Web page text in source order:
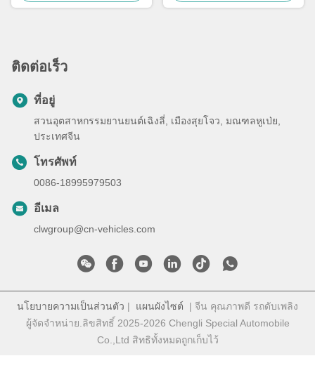
ติดต่อเร็ว
ที่อยู่
สวนอุตสาหกรรมยานยนต์เฉิงลี่, เมืองสุยโจว, มณฑลหูเป่ย,
ประเทศจีน
โทรศัพท์
0086-18995979503
อีเมล
clwgroup@cn-vehicles.com
นโยบายความเป็นส่วนตัว | แผนผังไซต์ | จีน คุณภาพดี รถดับเพลิง
ผู้จัดจําหน่าย.ลิขสิทธิ์ 2025-2026 Chengli Special Automobile
Co.,Ltd สิทธิทั้งหมดถูกเก็บไว้